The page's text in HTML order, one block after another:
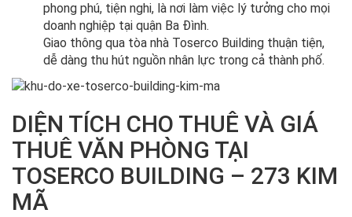
phong phú, tiện nghi, là nơi làm việc lý tưởng cho mọi
doanh nghiệp tại quận Ba Đình.
Giao thông qua tòa nhà Toserco Building thuận tiện,
dễ dàng thu hút nguồn nhân lực trong cả thành phố.
DIỆN TÍCH CHO THUÊ VÀ GIÁ
THUÊ VĂN PHÒNG TẠI
TOSERCO BUILDING – 273 KIM
MÃ